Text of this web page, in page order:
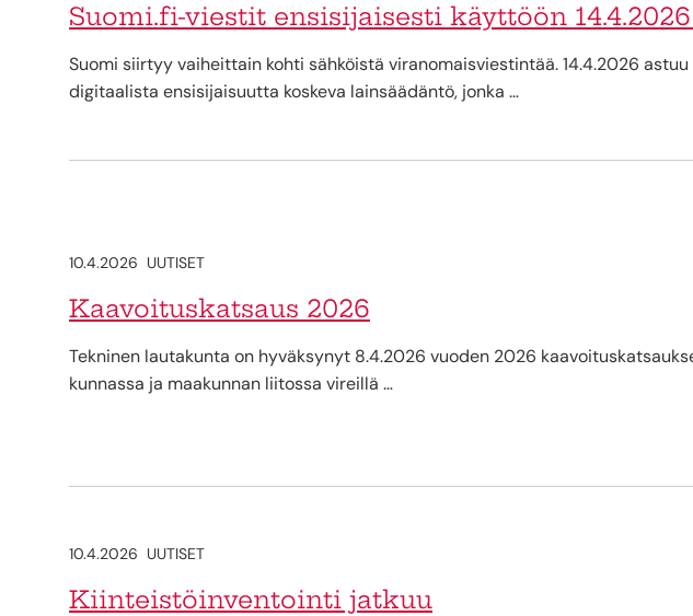
Suomi.fi-viestit ensisijaisesti käyttöön
Suomi siirtyy vaiheittain kohti sähköistä viranomaisviestintää. 14.4.2026
digitaalista ensisijaisuutta koskeva lainsäädäntö, jonka …
10.4.2026 UUTISET
Kaavoituskatsaus 2026
Tekninen lautakunta on hyväksynyt 8.4.2026 vuoden 2026
kunnassa ja maakunnan liitossa vireillä …
10.4.2026 UUTISET
Kiinteistöinventointi jatkuu